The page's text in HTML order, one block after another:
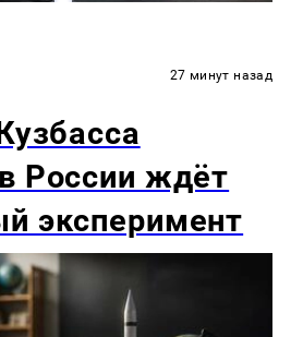
27 минут назад
России ждёт
эксперимент